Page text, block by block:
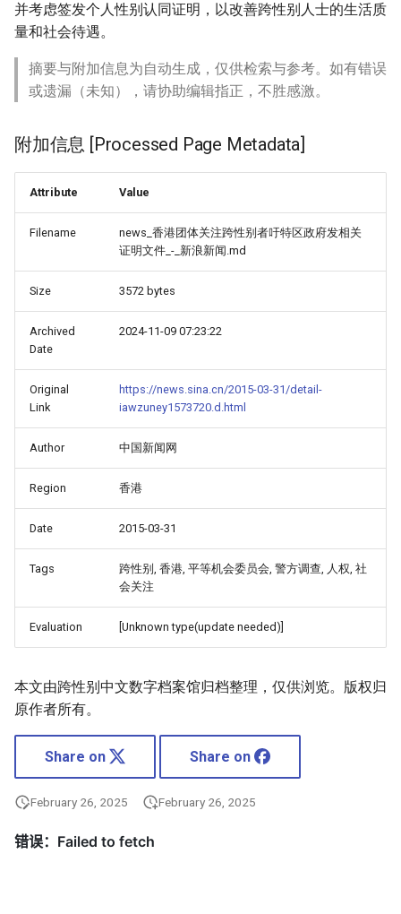
并考虑签发个人性别认同证明，以改善跨性别人士的生活质
量和社会待遇。
摘要与附加信息为自动生成，仅供检索与参考。如有错误
或遗漏（未知），请协助编辑指正，不胜感激。
附加信息 [Processed Page Metadata]
Attribute Value
Filename
news_香港团体关注跨性别者吁特区政府发相关
证明文件_-_新浪新闻.md
Size 3572 bytes
Archived
Date
2024-11-09 07:23:22
Original
Link
https://news.sina.cn/2015-03-31/detail-
iawzuney1573720.d.html
Author 中国新闻网
Region 香港
Date 2015-03-31
Tags
跨性别, 香港, 平等机会委员会, 警方调查, 人权, 社
会关注
Evaluation [Unknown type(update needed)]
本文由跨性别中文数字档案馆归档整理，仅供浏览。版权归
原作者所有。
Share on Share on
February 26, 2025 February 26, 2025